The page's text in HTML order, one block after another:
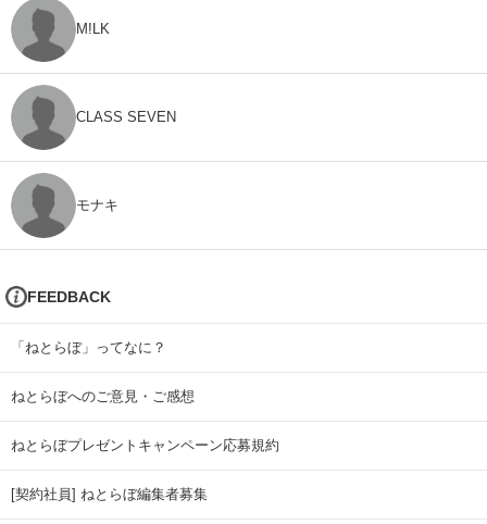
M!LK
CLASS SEVEN
モナキ
FEEDBACK
「ねとらぼ」ってなに？
ねとらぼへのご意見・ご感想
ねとらぼプレゼントキャンペーン応募規約
[契約社員] ねとらぼ編集者募集